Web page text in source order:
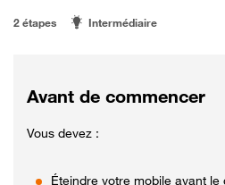
2 étapes Intermédiaire
Avant de commencer
Vous devez :
Éteindre votre mobile avant le